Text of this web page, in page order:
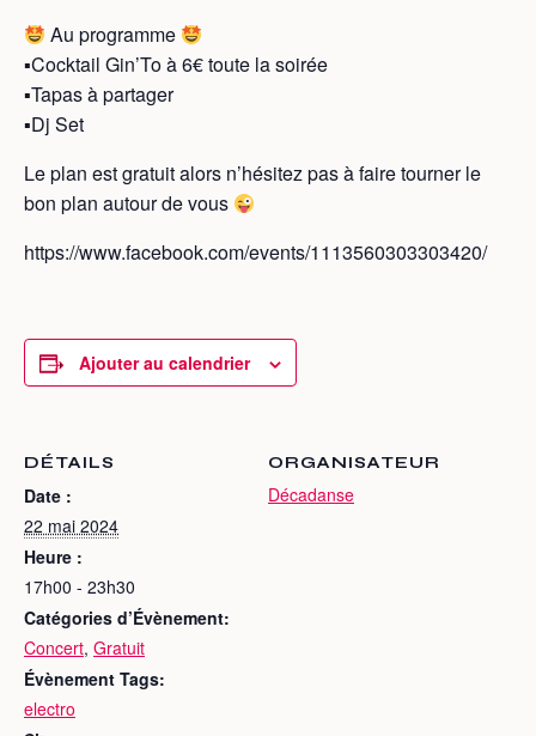
Au programme
▪︎Cocktail Gin’To à 6€ toute la soirée
▪︎Tapas à partager
▪︎Dj Set
Le plan est gratuit alors n’hésitez pas à faire tourner le
bon plan autour de vous
https://www.facebook.com/events/1113560303303420/
Ajouter au calendrier
DÉTAILS
Date :
22 mai 2024
Heure :
17h00 - 23h30
Catégories d’Évènement:
Concert, Gratuit
Évènement Tags:
electro
ORGANISATEUR
Décadanse